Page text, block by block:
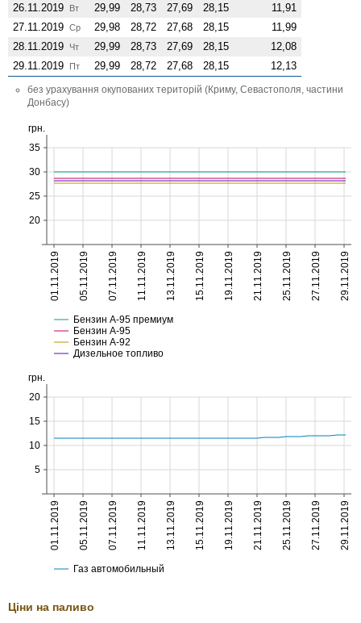
26.11.2019
Вт 29,99 28,73 27,69 28,15
11,91
27.11.2019 Ср 29,98 28,72 27,68 28,15
11,99
28.11.2019
Чт 29,99 28,73 27,69 28,15
12,08
29.11.2019
Пт 29,99 28,72 27,68 28,15 12,13
без урахування окупованих територій (Криму, Севастополя, частини
Донбасу)
Ціни на паливо